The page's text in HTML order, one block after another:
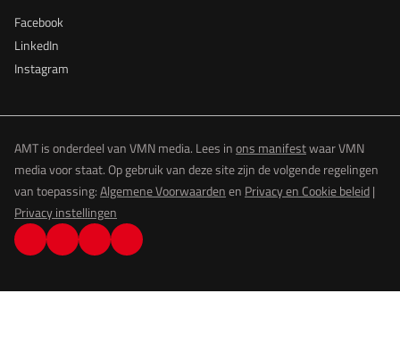
Facebook
LinkedIn
Instagram
AMT is onderdeel van VMN media. Lees inons manifestwaar VMN
media voor staat. Op gebruik van deze site zijn de volgende regelingen
van toepassing:Algemene Voorwaardenen Privacy en Cookie beleid|
Privacy instellingen